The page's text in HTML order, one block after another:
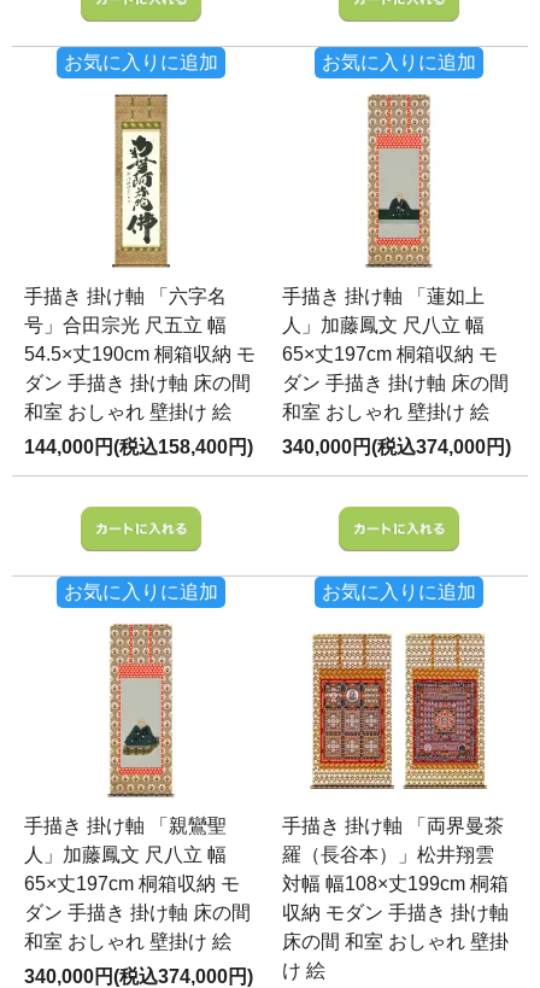
お気に入りに追加 お気に入りに追加
手描き 掛け軸 「六字名
号」合田宗光 尺五立 幅
54.5×丈190cm 桐箱収納 モ
ダン 手描き 掛け軸 床の間
和室 おしゃれ 壁掛け 絵
144,000円(税込158,400円)
お気に入りに追加
手描き 掛け軸 「蓮如上
人」加藤鳳文 尺八立 幅
65×丈197cm 桐箱収納 モ
ダン 手描き 掛け軸 床の間
和室 おしゃれ 壁掛け 絵
340,000円(税込374,000円)
お気に入りに追加
手描き 掛け軸 「親鸞聖
人」加藤鳳文 尺八立 幅
65×丈197cm 桐箱収納 モ
ダン 手描き 掛け軸 床の間
和室 おしゃれ 壁掛け 絵
340,000円(税込374,000円)
手描き 掛け軸 「両界曼茶
羅（長谷本）」松井翔雲
対幅 幅108×丈199cm 桐箱
収納 モダン 手描き 掛け軸
床の間 和室 おしゃれ 壁掛
け 絵